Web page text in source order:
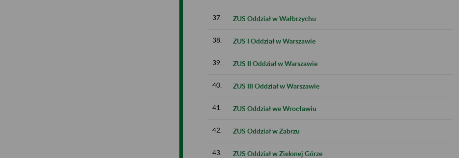
37. ZUS Oddział w Wałbrzychu
38. ZUS I Oddział w Warszawie
39. ZUS II Oddział w Warszawie
40. ZUS III Oddział w Warszawie
41. ZUS Oddział we Wrocławiu
42. ZUS Oddział w Zabrzu
43. ZUS Oddział w Zielonej Górze